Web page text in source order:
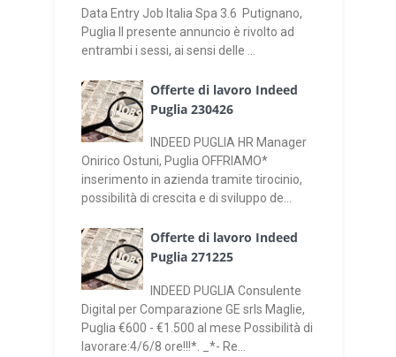
Data Entry Job Italia Spa 3.6 Putignano,
Puglia Il presente annuncio è rivolto ad
entrambi i sessi, ai sensi delle ...
Offerte di lavoro Indeed
Puglia 230426
INDEED PUGLIA HR Manager
Onirico Ostuni, Puglia OFFRIAMO*
inserimento in azienda tramite tirocinio,
possibilità di crescita e di sviluppo de...
Offerte di lavoro Indeed
Puglia 271225
INDEED PUGLIA Consulente
Digital per Comparazione GE srls Maglie,
Puglia €600 - €1.500 al mese Possibilità di
lavorare:4/6/8 ore!!!*. _*- Re...